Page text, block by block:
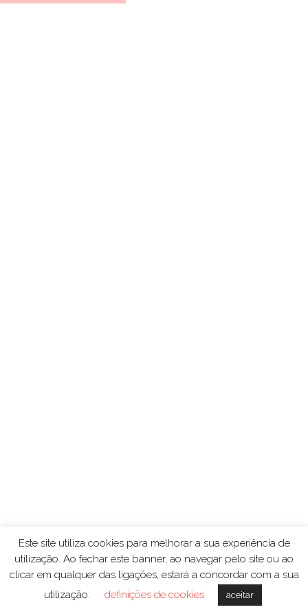
Este site utiliza cookies para melhorar a sua experiência de
utilização. Ao fechar este banner, ao navegar pelo site ou ao
clicar em qualquer das ligações, estará a concordar com a sua
utilização.
definições de cookies aceitar